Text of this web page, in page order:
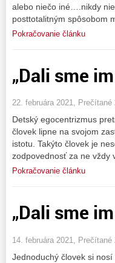
alebo niečo iné….nikdy
posttotalitným spôsobom
Pokračovanie článku
„Dali sme
22. februára 2021, Prečítané
Detský egocentrizmus
človek lipne na svojom
istotu. Takýto človek je
zodpovednosť za ne vždy
Pokračovanie článku
„Dali sme
14. februára 2021, Prečítané
Jednoduchý človek si